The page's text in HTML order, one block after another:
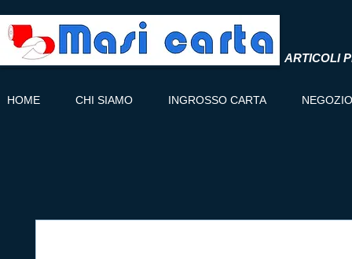
ARTICOLI
HOME CHI SIAMO INGROSSO CARTA NEGOZIO